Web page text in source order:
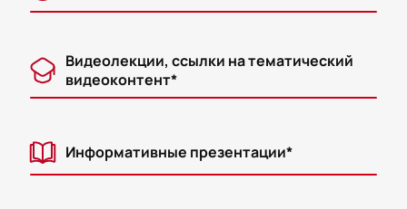
Видеолекции, ссылки на тематический
видеоконтент*
Информативные презентации*